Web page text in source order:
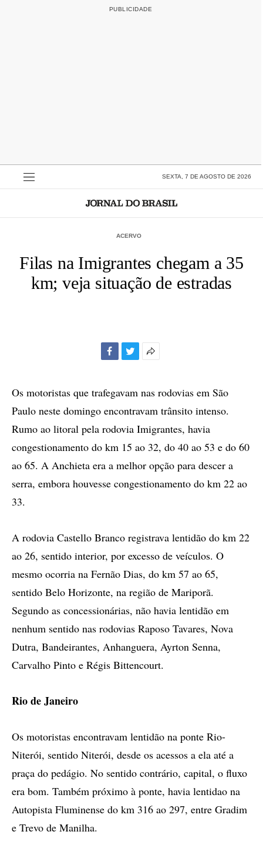
SEXTA, 7 DE AGOSTO DE 2026
ACERVO
Filas na Imigrantes chegam a 35
km; veja situação de estradas
compartilhamento
Os motoristas que trafegavam nas rodovias em São
Paulo neste domingo encontravam trânsito intenso.
Rumo ao litoral pela rodovia Imigrantes, havia
congestionamento do km 15 ao 32, do 40 ao 53 e do 60
ao 65. A Anchieta era a melhor opção para descer a
serra, embora houvesse congestionamento do km 22 ao
33.
A rodovia Castello Branco registrava lentidão do km 22
ao 26, sentido interior, por excesso de veículos. O
mesmo ocorria na Fernão Dias, do km 57 ao 65,
sentido Belo Horizonte, na região de Mariporã.
Segundo as concessionárias, não havia lentidão em
nenhum sentido nas rodovias Raposo Tavares, Nova
Dutra, Bandeirantes, Anhanguera, Ayrton Senna,
Carvalho Pinto e Régis Bittencourt.
Rio de Janeiro
Os motoristas encontravam lentidão na ponte Rio-
Niterói, sentido Niterói, desde os acessos a ela até a
praça do pedágio. No sentido contrário, capital, o fluxo
era bom. Também próximo à ponte, havia lentidao na
Autopista Fluminense do km 316 ao 297, entre Gradim
e Trevo de Manilha.